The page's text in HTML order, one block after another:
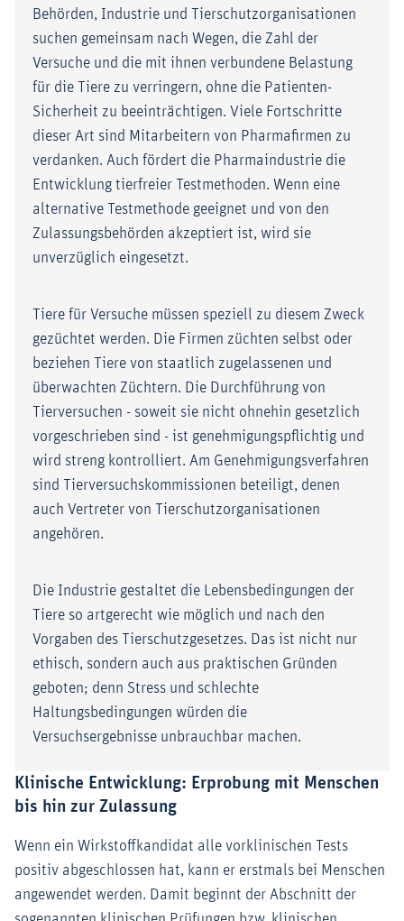
Behörden, Industrie und Tierschutzorganisationen
suchen gemeinsam nach Wegen, die Zahl der
Versuche und die mit ihnen verbundene Belastung
für die Tiere zu verringern, ohne die Patienten-
Sicherheit zu beeinträchtigen. Viele Fortschritte
dieser Art sind Mitarbeitern von Pharmafirmen zu
verdanken. Auch fördert die Pharmaindustrie die
Entwicklung tierfreier Testmethoden. Wenn eine
alternative Testmethode geeignet und von den
Zulassungsbehörden akzeptiert ist, wird sie
unverzüglich eingesetzt.
Tiere für Versuche müssen speziell zu diesem Zweck
gezüchtet werden. Die Firmen züchten selbst oder
beziehen Tiere von staatlich zugelassenen und
überwachten Züchtern. Die Durchführung von
Tierversuchen - soweit sie nicht ohnehin gesetzlich
vorgeschrieben sind - ist genehmigungspflichtig und
wird streng kontrolliert. Am Genehmigungsverfahren
sind Tierversuchskommissionen beteiligt, denen
auch Vertreter von Tierschutzorganisationen
angehören.
Die Industrie gestaltet die Lebensbedingungen der
Tiere so artgerecht wie möglich und nach den
Vorgaben des Tierschutzgesetzes. Das ist nicht nur
ethisch, sondern auch aus praktischen Gründen
geboten; denn Stress und schlechte
Haltungsbedingungen würden die
Versuchsergebnisse unbrauchbar machen.
Klinische Entwicklung: Erprobung mit Menschen
bis hin zur Zulassung
Wenn ein Wirkstoffkandidat alle vorklinischen Tests
positiv abgeschlossen hat, kann er erstmals bei Menschen
angewendet werden. Damit beginnt der Abschnitt der